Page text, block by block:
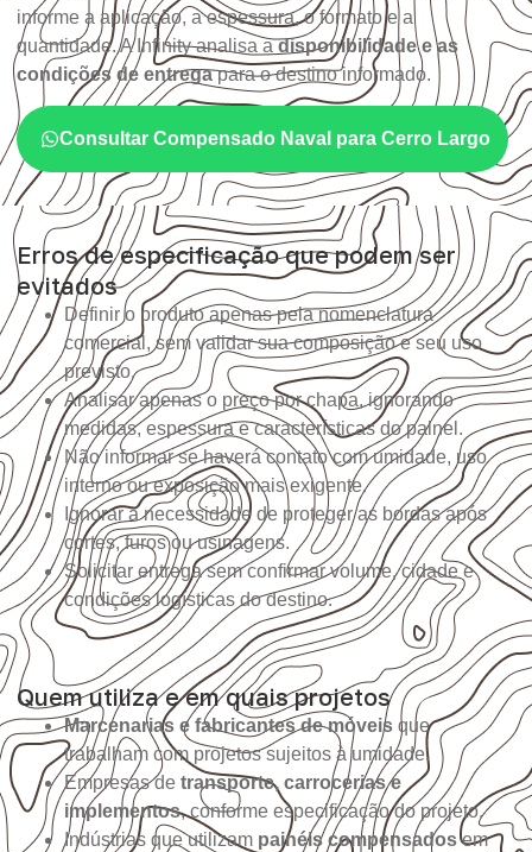
informe a aplicação, a espessura, o formato e a
quantidade. A Infinity analisa adisponibilidade e as
condições de entregapara o destino informado.
Consultar Compensado Naval para Cerro Largo
Erros de especificação que podem ser
evitados
Definir o produto apenas pela nomenclatura
comercial, sem validar sua composição e seu uso
previsto.
Analisar apenas o preço por chapa, ignorando
medidas, espessura e características do painel.
Não informar se haverá contato com umidade, uso
interno ou exposição mais exigente.
Ignorar a necessidade de proteger as bordas após
cortes, furos ou usinagens.
Solicitar entrega sem confirmar volume, cidade e
condições logísticas do destino.
Quem utiliza e em quais projetos
Marcenarias e fabricantes de móveis que
trabalham com projetos sujeitos à umidade.
Empresas de transporte, carrocerias e
implementos, conforme especificação do projeto.
Indústrias que utilizam painéis compensadosem